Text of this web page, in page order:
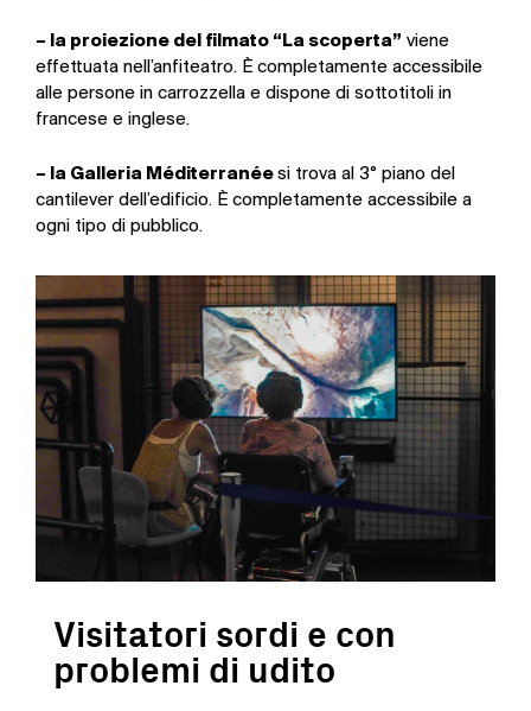
– la proiezione del filmato “La scoperta” viene
effettuata nell’anfiteatro. È completamente accessibile
alle persone in carrozzella e dispone di sottotitoli in
francese e inglese.
– la Galleria Méditerranéesi trova al 3° piano del
cantilever dell’edificio. È completamente accessibile a
ogni tipo di pubblico.
Visitatori sordi e con
problemi di udito